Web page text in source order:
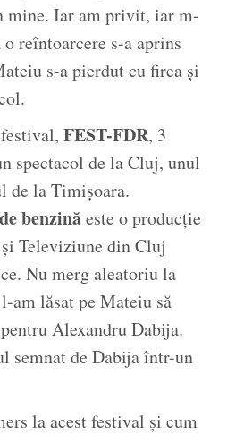
Iar am privit, iar m-
reîntoarcere s-a aprins
s-a pierdut cu firea și
FEST-FDR, 3
spectacol de la Cluj, unul
de la Timișoara.
benzinăeste o producție
Televiziune din Cluj
Nu merg aleatoriu la
am lăsat pe Mateiu să
Alexandru Dabija.
semnat de Dabija într-un
la acest festival și cum